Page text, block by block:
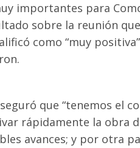
importantes para
sobre la reunión
como “muy
que “tenemos el
rápidamente la obra
avances; y por otra